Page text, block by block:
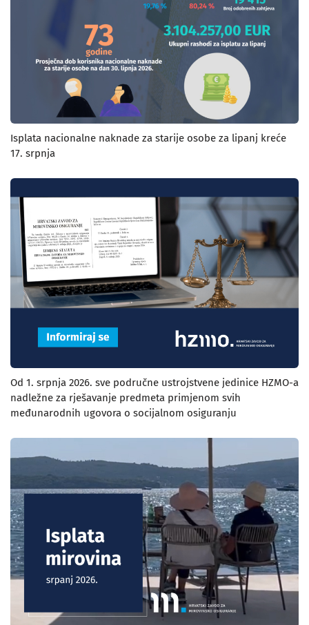
Isplata nacionalne naknade za starije osobe za lipanj kreće
17. srpnja
Od 1. srpnja 2026. sve područne ustrojstvene jedinice HZMO-a
nadležne za rješavanje predmeta primjenom svih
međunarodnih ugovora o socijalnom osiguranju